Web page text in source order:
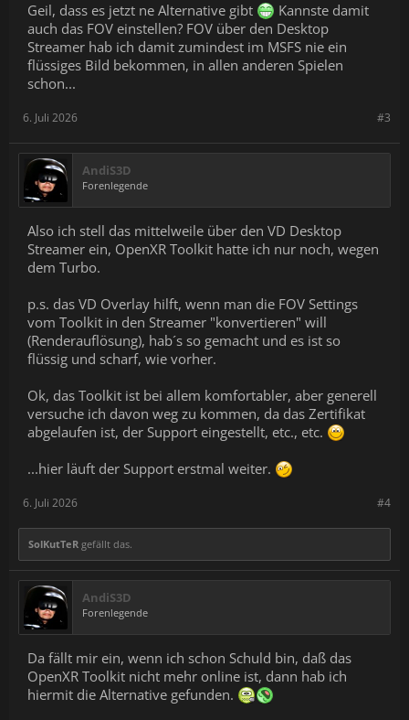
Geil, dass es jetzt ne Alternative gibt
Kannste damit
auch das FOV einstellen? FOV über den Desktop
Streamer hab ich damit zumindest im MSFS nie ein
flüssiges Bild bekommen, in allen anderen Spielen
schon...
#3
6. Juli 2026
AndiS3D
Forenlegende
Also ich stell das mittelweile über den VD Desktop
Streamer ein, OpenXR Toolkit hatte ich nur noch, wegen
dem Turbo.
p.s. das VD Overlay hilft, wenn man die FOV Settings
vom Toolkit in den Streamer "konvertieren" will
(Renderauflösung), hab´s so gemacht und es ist so
flüssig und scharf, wie vorher.
Ok, das Toolkit ist bei allem komfortabler, aber generell
versuche ich davon weg zu kommen, da das Zertifikat
abgelaufen ist, der Support eingestellt, etc., etc.
...hier läuft der Support erstmal weiter.
#4
6. Juli 2026
SolKutTeR gefällt das.
AndiS3D
Forenlegende
Da fällt mir ein, wenn ich schon Schuld bin, daß das
OpenXR Toolkit nicht mehr online ist, dann hab ich
hiermit die Alternative gefunden.